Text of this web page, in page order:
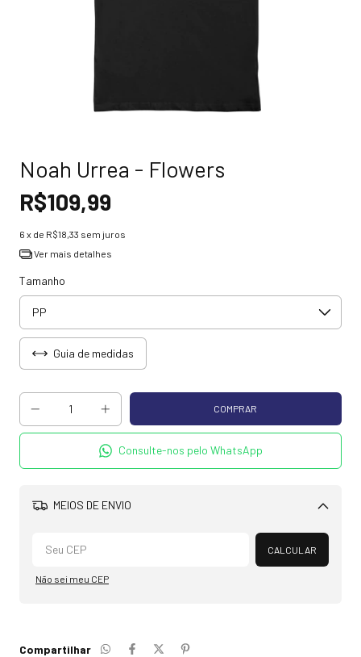
Noah Urrea - Flowers
R$109,99
6 x de R$18,33 sem juros
Ver mais detalhes
Tamanho
Guia de medidas
Consulte-nos pelo WhatsApp
MEIOS DE ENVIO
Alterar CEP
CALCULAR
Não sei meu CEP
Compartilhar